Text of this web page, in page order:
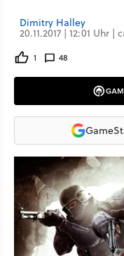
Dimitry Halley
20.11.2017 | 12:01 Uhr
1 48